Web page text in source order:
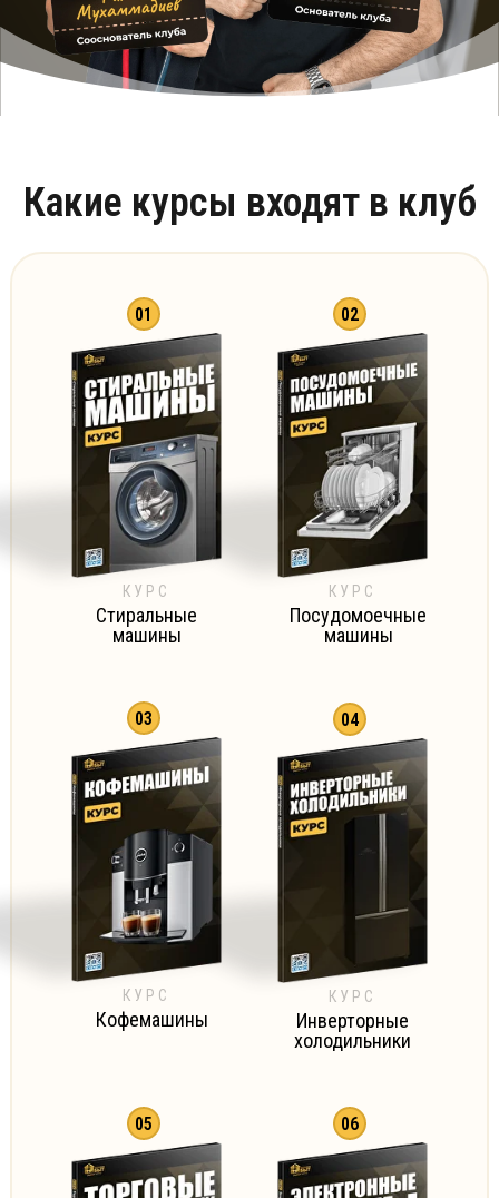
Какие курсы входят в клуб
06
05
04
Инверторные
холодильники
КУРС
03
Кофемашины
КУРС
02
Посудомоечные
машины
КУРС
01
Стиральные
машины
КУРС